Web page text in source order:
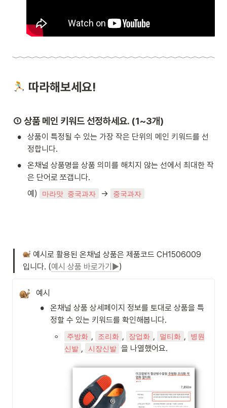
따라해보세요!
① 상품 메인 키워드 선정하세요. (1~3개)
•
상품이 특정될 수 있는 가장 작은 단위의 메인 키워드를 선
정합니다.
•
온채널 상품명을 상품 의미를 해치지 않는 선에서 최대한 작
은 단어로 쪼갭니다.
예)
마라맛 중국과자 → 중국과자
예시로 활용된 온채널 상품은 제품코드 CH1506009
입니다. (예시 상품 바로가기►)
예시
•
온채널 상품 상세페이지 정보를 토대로 상품을 특
정할 수 있는 키워드를 확인해봅니다.
◦ 주방화 조리화 장업화 멀티화
병원
신발
시장신발 을 나열했어요.